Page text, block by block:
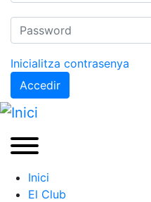
Inicialitza contrasenya
Accedir
Inici
El Club